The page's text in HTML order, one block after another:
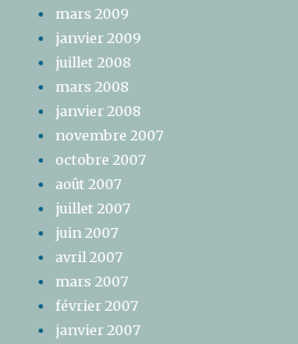
mars 2009
janvier 2009
juillet 2008
mars 2008
janvier 2008
novembre 2007
octobre 2007
août 2007
juillet 2007
juin 2007
avril 2007
mars 2007
février 2007
janvier 2007